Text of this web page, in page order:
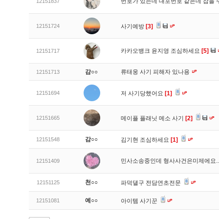
12151724 사기예방 [3]
12151717 카카오뱅크 윤지영 조심하세요 [5]
12151713 감○○ 류태웅 사기 피해자 있나용
12151694 저 사기당했어요 [1]
12151665 메이플 플래닛 메소 사기 [2]
12151548 감○○ 김기현 조심하세요 [1]
12151409 민사소송중인데 형사사건은미제에요
12151125 천○○ 파덕댈구 전담연초전문
12151081 예○○ 아이템 사기꾼